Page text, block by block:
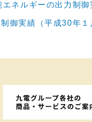
ネルギーの出力制
御実績（平成30年１